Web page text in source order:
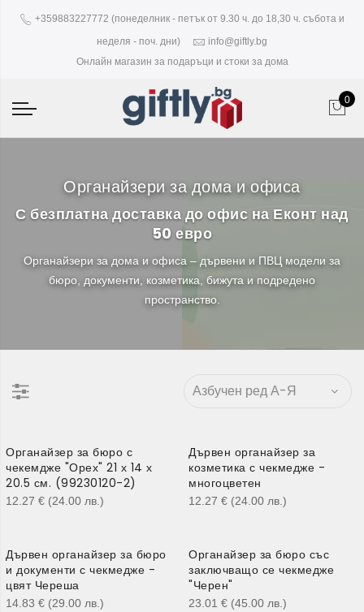
+359883227772 (понеделник - петък от 9.30 ч. до 18,30 ч. събота и
неделя - поч. дни)
info@giftly.bg
Онлайн магазин за подаръци и стоки за дома
0
Органайзери за дома и офиса
С безплатна доставка до офис на Еконт над
50 евро
Органайзери за дома и офиса – дървени и ПВЦ модели за
бюро, документи, козметика, бижута и подредено
пространство.
Органайзер за бюро с
чекемдже "Орех" 21 х 14 х
20.5 см. (99230120-2)
12.27 € (24.00 лв. )
Дървен органайзер за
козметика с чекмедже -
многоцветен
12.27 € (24.00 лв. )
Дървен органайзер за бюро
и документи с чекмедже -
цвят Череша
14.83 € (29.00 лв. )
Органайзер за бюро със
заключващо се чекмедже
"Черен"
23.01 € (45.00 лв. )